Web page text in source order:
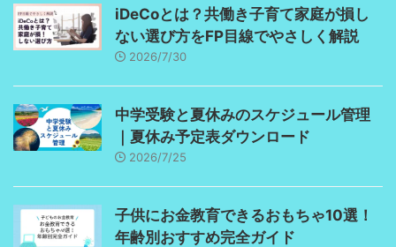
iDeCoとは？共働き子育て家庭が損し
ない選び方をFP目線でやさしく解説
2026/7/30
中学受験と夏休みのスケジュール管理
｜夏休み予定表ダウンロード
2026/7/25
子供にお金教育できるおもちゃ10選！
年齢別おすすめ完全ガイド